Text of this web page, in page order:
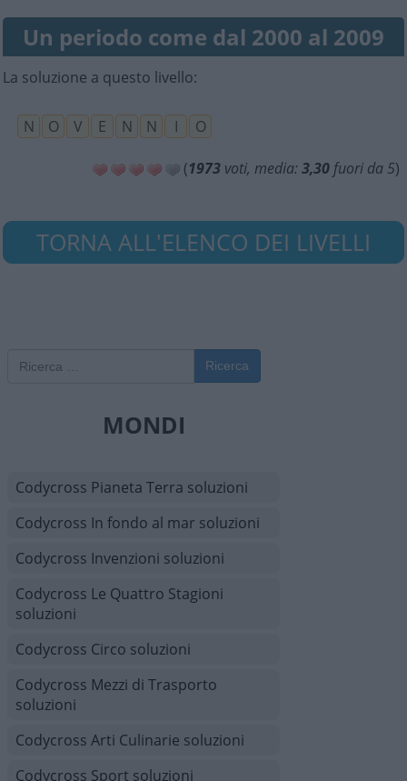
Un periodo come dal 2000 al 2009
La soluzione a questo livello:
N O V E N N I O
(1973 voti, media: 3,30 fuori da 5)
TORNA ALL'ELENCO DEI LIVELLI
Ricerca
MONDI
Codycross Pianeta Terra soluzioni
Codycross In fondo al mar soluzioni
Codycross Invenzioni soluzioni
Codycross Le Quattro Stagioni
soluzioni
Codycross Circo soluzioni
Codycross Mezzi di Trasporto
soluzioni
Codycross Arti Culinarie soluzioni
Codycross Sport soluzioni